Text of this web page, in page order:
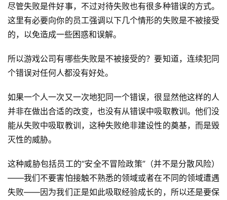
月
3
日
游
茶
对
接
上
海
尽管失败是件好事，不过对待失败也有很多种错误的方式。
这里有必要向你的员工强调以下几个情形的失败是不被接受
的，以免造成一些困惑和误解。
所以游戏公司有哪些失败是不被接受的？要知道，连续犯同
个错误对任何人都没有好处。
如果一个人一次又一次地犯同一个错误，很显然他这样的人
并非在做出合适的改变，也没有从错误中吸取教训。他们没
能从失败中吸取教训，这种失败绝非建设性的奠基，而是毁
灭性的威胁。
这种威胁包括员工的“安全不冒险政策”（并不是分散风险）
——我们不要害怕接触不熟悉的领域或者在不同的领域遭遇
失败——因为我们正是如此吸取经验成长的，所以还是要保